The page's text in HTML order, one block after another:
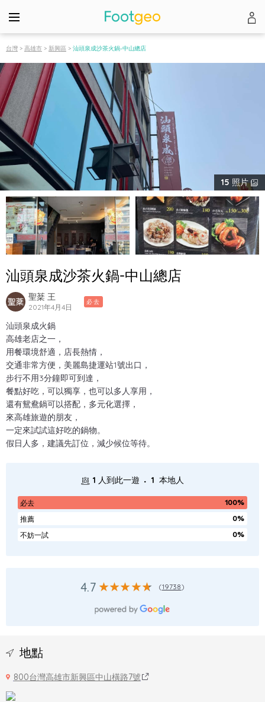
台灣 > 高雄市 > 新興區 > 汕頭泉成沙茶火鍋-中山總店
15 照片
汕頭泉成沙茶火鍋-中山總店
聖棻 王
2021年4月4日
必去
汕頭泉成火鍋
高雄老店之一，
用餐環境舒適，店長熱情，
交通非常方便，美麗島捷運站1號出口，
步行不用3分鐘即可到達，
餐點好吃，可以獨享，也可以多人享用，
還有鴛鴦鍋可以搭配，多元化選擇，
來高雄旅遊的朋友，
一定來試試這好吃的鍋物。
假日人多，建議先訂位，減少候位等待。
1 人到此一遊 . 1 本地人
必去
100%
推薦
0%
不妨一試
0%
4.7 (19738)
地點
800台灣高雄市新興區中山橫路7號